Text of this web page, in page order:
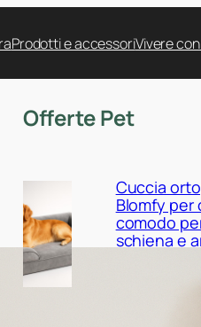
Prodotti e accessoriVivere
Offerte Pet
Cuccia
Blomfy per
comodo
schiena e